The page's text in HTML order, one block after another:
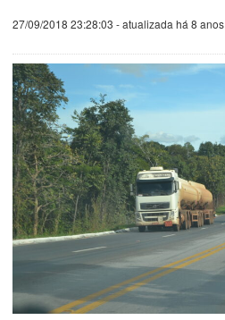
27/09/2018 23:28:03 - atualizada há 8 anos